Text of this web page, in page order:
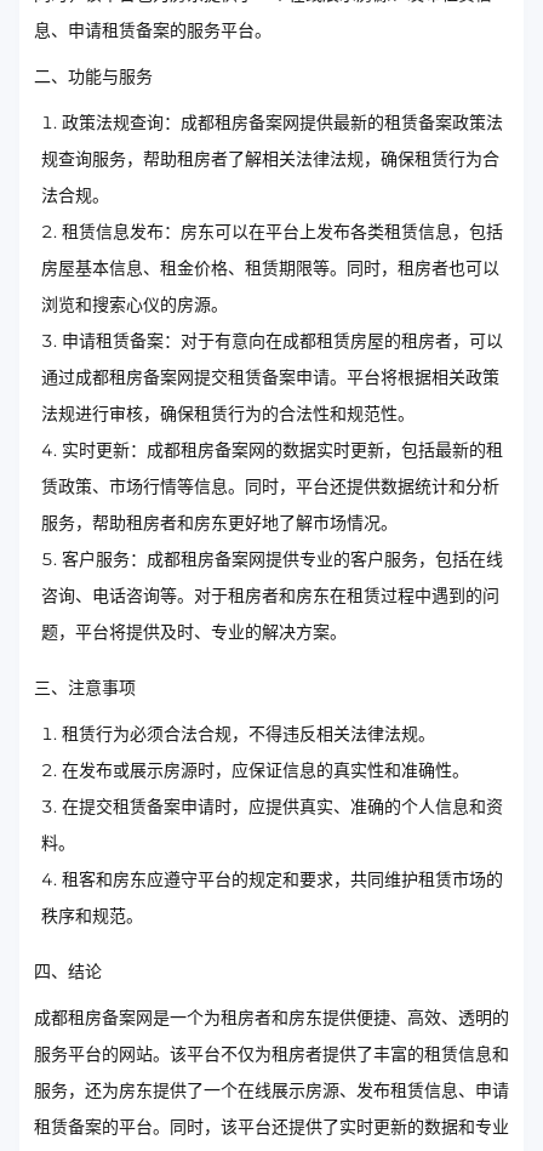
息、申请租赁备案的服务平台。
二、功能与服务
政策法规查询：成都租房备案网提供最新的租赁备案政策法
规查询服务，帮助租房者了解相关法律法规，确保租赁行为合
法合规。
租赁信息发布：房东可以在平台上发布各类租赁信息，包括
房屋基本信息、租金价格、租赁期限等。同时，租房者也可以
浏览和搜索心仪的房源。
申请租赁备案：对于有意向在成都租赁房屋的租房者，可以
通过成都租房备案网提交租赁备案申请。平台将根据相关政策
法规进行审核，确保租赁行为的合法性和规范性。
实时更新：成都租房备案网的数据实时更新，包括最新的租
赁政策、市场行情等信息。同时，平台还提供数据统计和分析
服务，帮助租房者和房东更好地了解市场情况。
客户服务：成都租房备案网提供专业的客户服务，包括在线
咨询、电话咨询等。对于租房者和房东在租赁过程中遇到的问
题，平台将提供及时、专业的解决方案。
三、注意事项
租赁行为必须合法合规，不得违反相关法律法规。
在发布或展示房源时，应保证信息的真实性和准确性。
在提交租赁备案申请时，应提供真实、准确的个人信息和资
料。
租客和房东应遵守平台的规定和要求，共同维护租赁市场的
秩序和规范。
四、结论
成都租房备案网是一个为租房者和房东提供便捷、高效、透明的
服务平台的网站。该平台不仅为租房者提供了丰富的租赁信息和
服务，还为房东提供了一个在线展示房源、发布租赁信息、申请
租赁备案的平台。同时，该平台还提供了实时更新的数据和专业